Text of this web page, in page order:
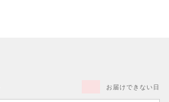
お届けできない日